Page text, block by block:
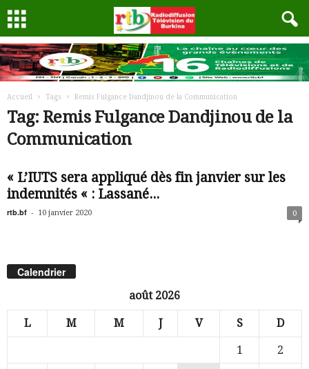
Accueil Tags Remis Fulgance Dandjinou de la Communication
Tag: Remis Fulgance Dandjinou de la
Communication
« L’IUTS sera appliqué dès fin janvier sur les
indemnités « : Lassané...
rtb.bf - 10 janvier 2020 0
Calendrier
août 2026
L M M J V S D
1
2